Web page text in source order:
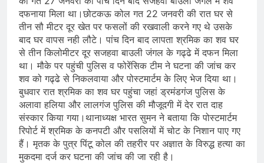
दफनाया मिला था।छोटकऊ कोल गत 22 जनवरी की रात घर से
तीन सौ मीटर दूर खेत पर फसलों की रखवाली करने गए थे उसके
बाद घर वापस नही लौटे। पांच दिन बाद लापता श्रमिक का शव घर
से तीन किलोमीटर दूर सजहवा बाउली जंगल के गढ्ढे में दफन मिला
था। मौके पर पहुंची पुलिस व फोरेंसिक टीम ने घटना की जांच कर
शव को गढ्ढे से निकलवाया और पोस्टमार्टम के लिए भेज दिया था।
बुधवार रात श्रमिक का शव घर पहुंचा जहां ड्रमंडगंज पुलिस के
अलावा हलिया और लालगंज पुलिस की मौजूदगी में देर रात दाह
संस्कार किया गया।थानाध्यक्ष भारत सुमन ने बताया कि पोस्टमार्टम
रिपोर्ट में श्रमिक के कनपटी और पसलियों में चोट के निशान पाए गए
हैं। मृतक के पुत्र पिंटू कोल की तहरीर पर अज्ञात के विरुद्ध हत्या का
मुकदमा दर्ज कर घटना की जांच की जा रही है।